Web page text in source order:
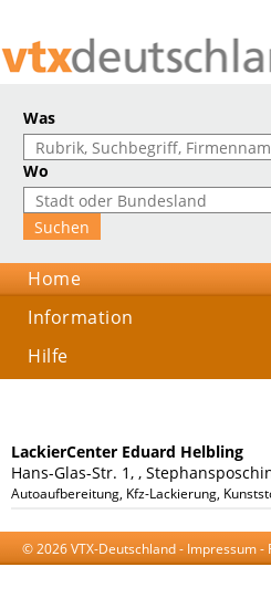
Was
Wo
Home
Information
Hilfe
LackierCenter Eduard Helbling
Hans-Glas-Str. 1, ,
Autoaufbereitung, Kfz-Lackierung,
© 2026 VTX-Deutschland - Impressum-
AGB-Datenschutzerklärung